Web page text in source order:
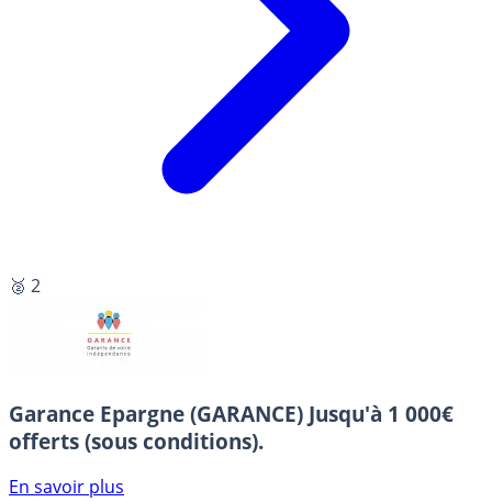
🥈 2
Garance Epargne (GARANCE) Jusqu'à 1 000€
offerts (sous conditions).
En savoir plus